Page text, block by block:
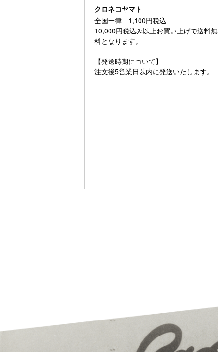
クロネコヤマト
全国一律 1,100円税込
10,000円税込み以上お買い上げで送料無
料となります。
【発送時期について】
注文後5営業日以内に発送いたします。